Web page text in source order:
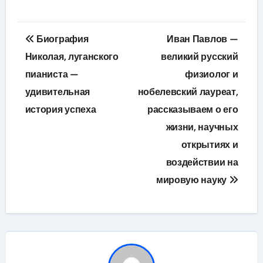
Навигация
по
записям
Биография
Николая, луганского
пианиста —
удивительная
история успеха
Иван Павлов —
великий русский
физиолог и
нобелевский лауреат,
рассказываем о его
жизни, научных
открытиях и
воздействии на
мировую науку